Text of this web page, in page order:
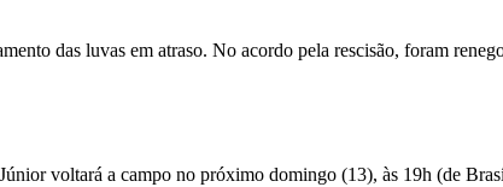
das luvas em atraso. No acordo pela rescisão, foram
voltará a campo no próximo domingo (13), às 19h (de